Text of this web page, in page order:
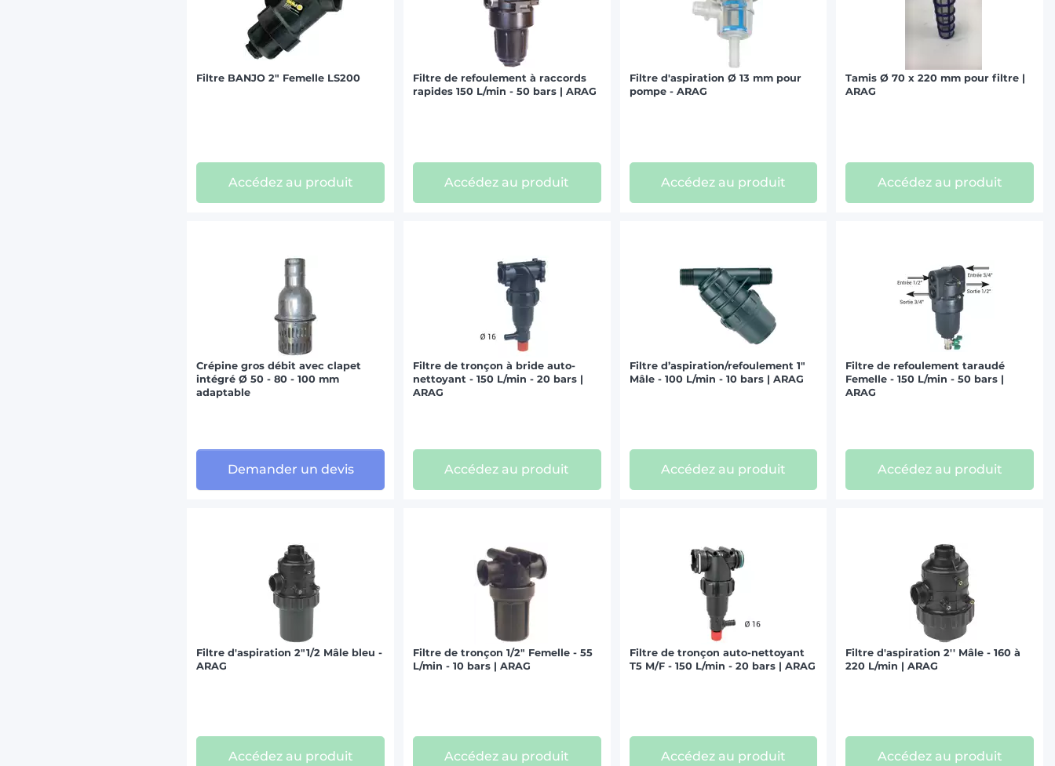
Filtre BANJO 2" Femelle LS200
Accédez au produit
Filtre de refoulement à raccords
rapides 150 L/min - 50 bars | ARAG
Accédez au produit
Filtre d'aspiration Ø 13 mm pour
pompe - ARAG
Accédez au produit
Tamis Ø 70 x 220 mm pour filtre |
ARAG
Accédez au produit
Crépine gros débit avec clapet
intégré Ø 50 - 80 - 100 mm
adaptable
Demander un devis
Filtre de tronçon à bride auto-
nettoyant - 150 L/min - 20 bars |
ARAG
Accédez au produit
Filtre d’aspiration/refoulement 1"
Mâle - 100 L/min - 10 bars | ARAG
Accédez au produit
Filtre de refoulement taraudé
Femelle - 150 L/min - 50 bars |
ARAG
Accédez au produit
Filtre d'aspiration 2"1/2 Mâle bleu -
ARAG
Accédez au produit
Filtre de tronçon 1/2" Femelle - 55
L/min - 10 bars | ARAG
Accédez au produit
Filtre de tronçon auto-nettoyant
T5 M/F - 150 L/min - 20 bars | ARAG
Accédez au produit
Filtre d'aspiration 2'' Mâle - 160 à
220 L/min | ARAG
Accédez au produit